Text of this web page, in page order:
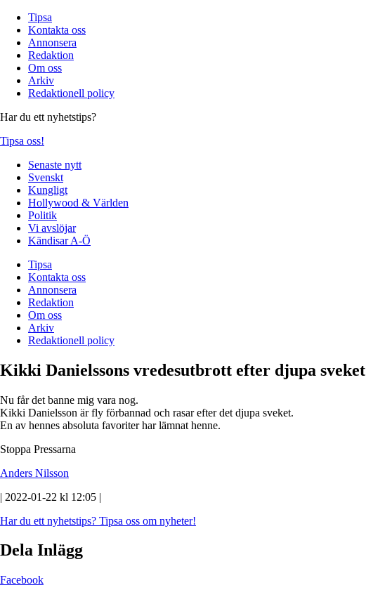
Tipsa
Kontakta oss
Annonsera
Redaktion
Om oss
Arkiv
Redaktionell policy
Har du ett nyhetstips?
Tipsa oss!
Senaste nytt
Svenskt
Kungligt
Hollywood & Världen
Politik
Vi avslöjar
Kändisar A-Ö
Tipsa
Kontakta oss
Annonsera
Redaktion
Om oss
Arkiv
Redaktionell policy
Kikki Danielssons vredesutbrott efter djupa sveket
Nu får det banne mig vara nog.
Kikki Danielsson är fly förbannad och rasar efter det djupa sveket.
En av hennes absoluta favoriter har lämnat henne.
Stoppa Pressarna
Anders Nilsson
| 2022-01-22 kl 12:05 |
Har du ett nyhetstips? Tipsa oss om nyheter!
Dela Inlägg
Facebook